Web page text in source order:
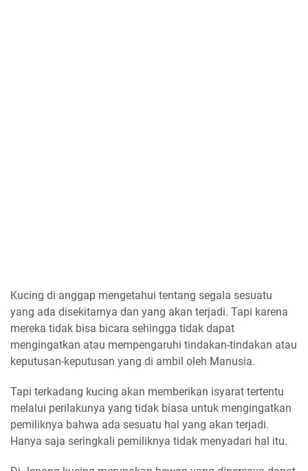
Kucing di anggap mengetahui tentang segala sesuatu
yang ada disekitarnya dan yang akan terjadi. Tapi karena
mereka tidak bisa bicara sehingga tidak dapat
mengingatkan atau mempengaruhi tindakan-tindakan atau
keputusan-keputusan yang di ambil oleh Manusia.
Tapi terkadang kucing akan memberikan isyarat tertentu
melalui perilakunya yang tidak biasa untuk mengingatkan
pemiliknya bahwa ada sesuatu hal yang akan terjadi.
Hanya saja seringkali pemiliknya tidak menyadari hal itu.